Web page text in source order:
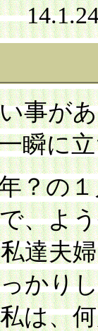
があ
瞬に
の１
、よ
達夫
かり
は、